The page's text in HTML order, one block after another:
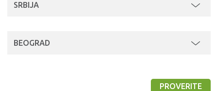
SRBIJA
BEOGRAD
PROVERITE